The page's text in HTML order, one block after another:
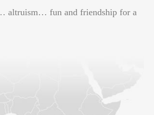
altruism… fun and friendship for a